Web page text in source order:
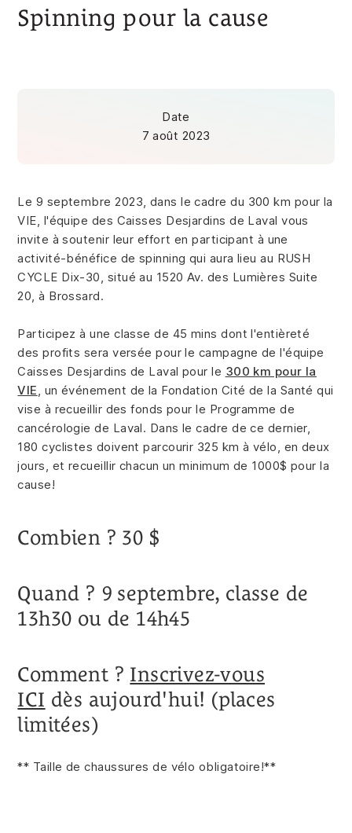
Spinning pour la cause
Date
7 août 2023
Le 9 septembre 2023, dans le cadre du 300 km pour la
VIE, l'équipe des Caisses Desjardins de Laval vous
invite à soutenir leur effort en participant à une
activité-bénéfice de spinning qui aura lieu au RUSH
CYCLE Dix-30, situé au 1520 Av. des Lumières Suite
20, à Brossard.
Participez à une classe de 45 mins dont l'entièreté
des profits sera versée pour le campagne de l'équipe
Caisses Desjardins de Laval pour le 300 km pour la
VIE, un événement de la Fondation Cité de la Santé qui
vise à recueillir des fonds pour le Programme de
cancérologie de Laval. Dans le cadre de ce dernier,
180 cyclistes doivent parcourir 325 km à vélo, en deux
jours, et recueillir chacun un minimum de 1000$ pour la
cause!
Combien ? 30 $
Quand ? 9 septembre, classe de
13h30 ou de 14h45
Comment ? Inscrivez-vous
ICI dès aujourd'hui! (places
limitées)
** Taille de chaussures de vélo obligatoire!**